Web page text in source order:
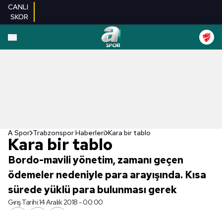
CANLI
SKOR
A Spor Trabzonspor Haberleri Kara bir tablo
Kara bir tablo
Bordo-mavili yönetim, zamanı geçen
ödemeler nedeniyle para arayışında. Kısa
sürede yüklü para bulunması gerek
Giriş Tarihi:14 Aralık 2018 - 00:00